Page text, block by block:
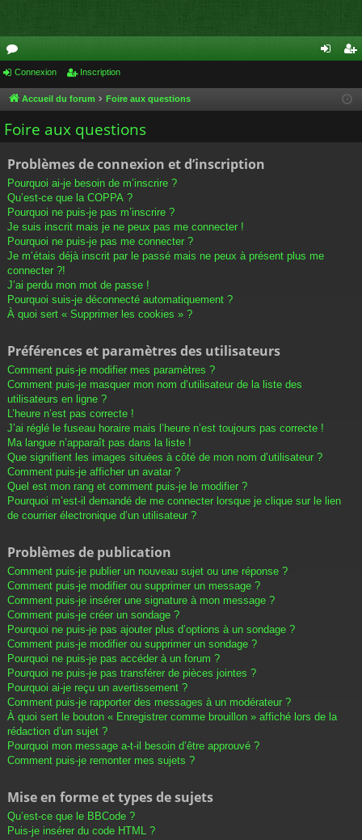
or
u
m
cri
Connexion Inscription
Accueil du forum Foire aux questions
Foire aux questions
Problèmes de connexion et d’inscription
Pourquoi ai-je besoin de m’inscrire ?
Qu’est-ce que la COPPA ?
Pourquoi ne puis-je pas m’inscrire ?
Je suis inscrit mais je ne peux pas me connecter !
Pourquoi ne puis-je pas me connecter ?
Je m’étais déjà inscrit par le passé mais ne peux à présent plus me
connecter ?!
J’ai perdu mon mot de passe !
Pourquoi suis-je déconnecté automatiquement ?
À quoi sert « Supprimer les cookies » ?
Préférences et paramètres des utilisateurs
Comment puis-je modifier mes paramètres ?
Comment puis-je masquer mon nom d’utilisateur de la liste des
utilisateurs en ligne ?
L’heure n’est pas correcte !
J’ai réglé le fuseau horaire mais l’heure n’est toujours pas correcte !
Ma langue n’apparaît pas dans la liste !
Que signifient les images situées à côté de mon nom d’utilisateur ?
Comment puis-je afficher un avatar ?
Quel est mon rang et comment puis-je le modifier ?
Pourquoi m’est-il demandé de me connecter lorsque je clique sur le lien
de courrier électronique d’un utilisateur ?
Problèmes de publication
Comment puis-je publier un nouveau sujet ou une réponse ?
Comment puis-je modifier ou supprimer un message ?
Comment puis-je insérer une signature à mon message ?
Comment puis-je créer un sondage ?
Pourquoi ne puis-je pas ajouter plus d’options à un sondage ?
Comment puis-je modifier ou supprimer un sondage ?
Pourquoi ne puis-je pas accéder à un forum ?
Pourquoi ne puis-je pas transférer de pièces jointes ?
Pourquoi ai-je reçu un avertissement ?
Comment puis-je rapporter des messages à un modérateur ?
À quoi sert le bouton « Enregistrer comme brouillon » affiché lors de la
rédaction d’un sujet ?
Pourquoi mon message a-t-il besoin d’être approuvé ?
Comment puis-je remonter mes sujets ?
Mise en forme et types de sujets
Qu’est-ce que le BBCode ?
Puis-je insérer du code HTML ?